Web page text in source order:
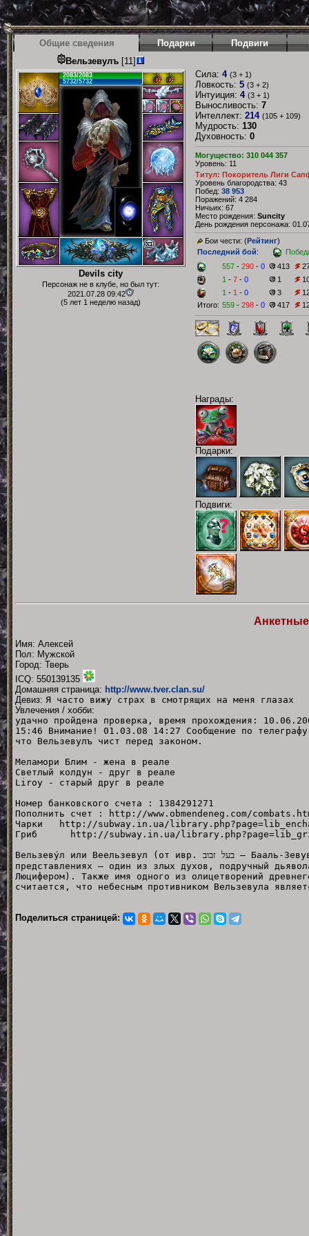
Общие сведения Подарки Подвиги
Вельзевулъ [11]
2083/2083
5732/5732
Devils city
Персонаж не в клубе, но был тут:
2021.07.28 09:42
(5 лет 1 неделю назад)
Сила: 4 (3 + 1)
Ловкость: 5 (3 + 2)
Интуиция: 4 (3 + 1)
Выносливость: 7
Интеллект: 214 (105 + 109)
Мудрость: 130
Духовность: 0
Могущество: 310 044 357
Уровень: 11
Титул: Покоритель Лиги
Уровень благородства: 43
Побед: 38 953
Поражений: 4 284
Ничьих: 67
Место рождения: Suncity
День рождения персонажа:
Бои чести: (Рейтинг)
Последний бой:
557 - 290 - 0 413
1 - 7 - 0 1
1 - 1 - 0 3
Итого: 559 - 298 - 0 417
Награды:
Подарки:
Подвиги:
Имя: Алексей
Пол: Мужской
Город: Тверь
ICQ: 550139135
Домашняя страница: http://www.tver.clan.su/
Девиз: Я часто вижу страх в смотрящих на меня глазах
Увлечения / хобби:
удачно пройдена проверка, время прохождения:
15:46 Внимание! 01.03.08 14:27 Сообщение по
что Вельзевулъ чист перед законом.
Меламори Блим - жена в реале
Светлый колдун - друг в реале
Liroy - старый друг в реале
Номер банковского счета : 1384291271
Пополнить счет : http://www.obmendeneg.com/
Чарки http://subway.in.ua/
Гриб http://subway.in.ua/
Вельзеву́л или Веельзевул (от ивр. ‏בעל זבוב‏‎‎‎ — Бааль-Зевув, «повелитель летающих вещей») в христианских
представлениях — один из злых духов, подручный
Люцифером). Также имя одного из олицетворений
считается, что небесным противником Вельзевула
Поделиться страницей: